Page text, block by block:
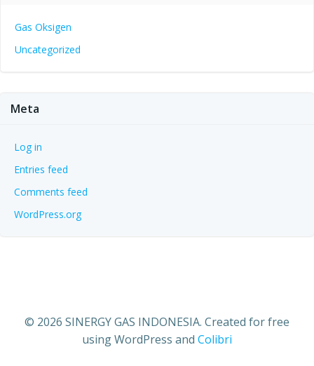
Gas Oksigen
Uncategorized
Meta
Log in
Entries feed
Comments feed
WordPress.org
© 2026 SINERGY GAS INDONESIA. Created for free
using WordPress and Colibri